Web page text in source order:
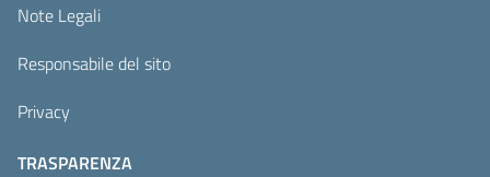
Note Legali
Responsabile del sito
Privacy
TRASPARENZA